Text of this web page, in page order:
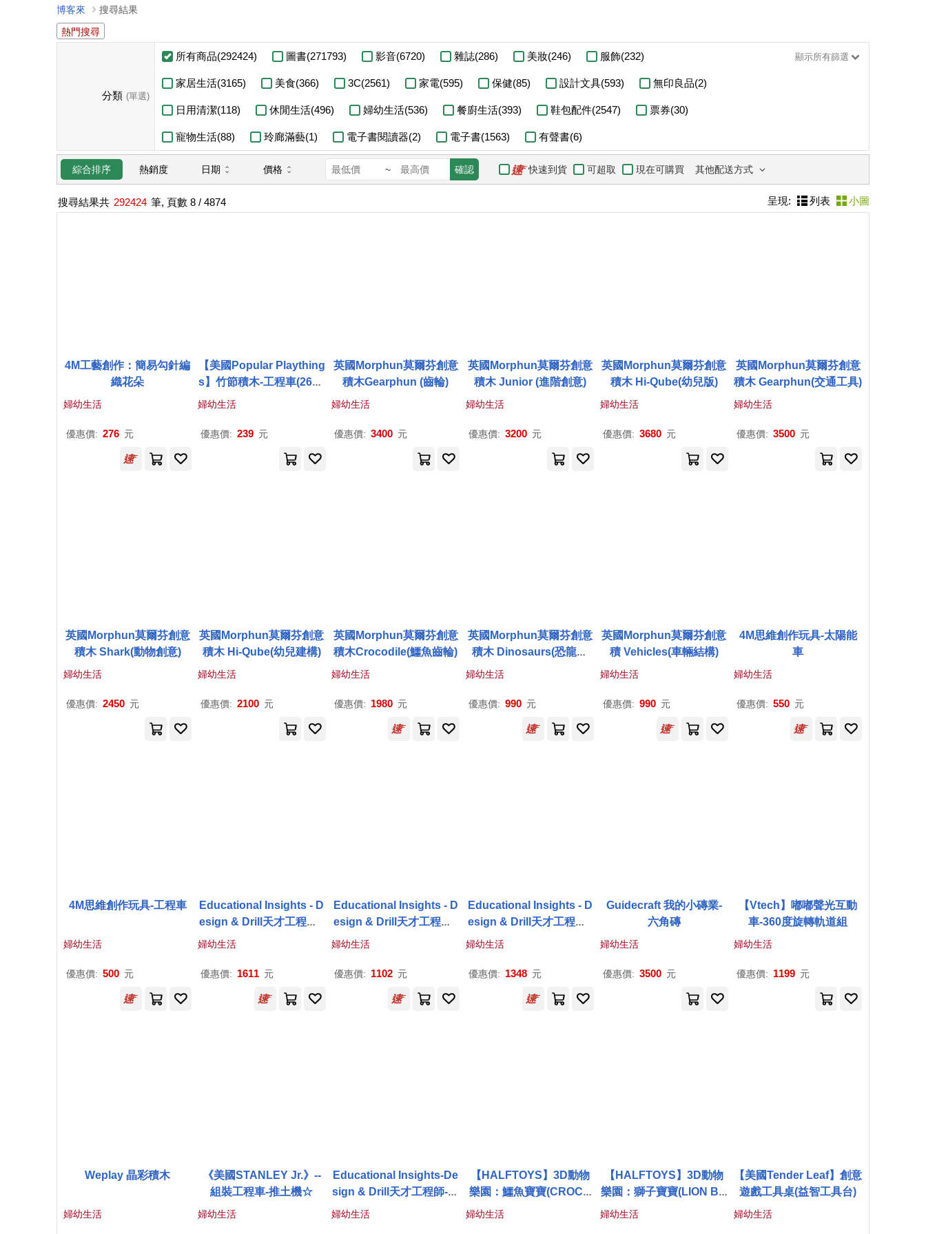
博客來
搜尋結果
熱門搜尋
分類 (單選)
所有商品(292424) 圖書(271793) 影音(6720) 雜誌(286) 美妝(246) 服飾(232)
家居生活(3165) 美食(366) 3C(2561) 家電(595) 保健(85) 設計文具(593) 無印良品(2)
日用清潔(118) 休閒生活(496) 婦幼生活(536) 餐廚生活(393) 鞋包配件(2547) 票券(30)
寵物生活(88) 玲廊滿藝(1) 電子書閱讀器(2) 電子書(1563) 有聲書(6)
顯示所有篩選
綜合排序 熱銷度 日期 價格 ~ 確認 快速到貨 可超取 現在可購買 其他配送方式
搜尋結果共 292424 筆, 頁數 8 / 4874 呈現: 列表 小圖
4M工藝創作：簡易勾針編
織花朵
婦幼生活
優惠價: 276 元
【美國Popular Plaything
s】竹節積木-工程車(26pc
婦幼生活
優惠價: 239 元
英國Morphun莫爾芬創意
積木Gearphun (齒輪)
婦幼生活
優惠價: 3400 元
英國Morphun莫爾芬創意
積木 Junior (進階創意)
婦幼生活
優惠價: 3200 元
英國Morphun莫爾芬創意
積木 Hi-Qube(幼兒版)
婦幼生活
優惠價: 3680 元
英國Morphun莫爾芬創意
積木 Gearphun(交通工具)
婦幼生活
優惠價: 3500 元
英國Morphun莫爾芬創意
積木 Shark(動物創意)
婦幼生活
優惠價: 2450 元
英國Morphun莫爾芬創意
積木 Hi-Qube(幼兒建構)
婦幼生活
優惠價: 2100 元
英國Morphun莫爾芬創意
積木Crocodile(鱷魚齒輪)
婦幼生活
優惠價: 1980 元
英國Morphun莫爾芬創意
積木 Dinosaurs(恐龍創
婦幼生活
優惠價: 990 元
英國Morphun莫爾芬創意
積 Vehicles(車輛結構)
婦幼生活
優惠價: 990 元
4M思維創作玩具-太陽能
車
婦幼生活
優惠價: 550 元
4M思維創作玩具-工程車
婦幼生活
優惠價: 500 元
Educational Insights - D
esign & Drill天才工程師 -
雲梯消防車
婦幼生活
優惠價: 1611 元
Educational Insights - D
esign & Drill天才工程師 -
益智形狀配對板
婦幼生活
優惠價: 1102 元
Educational Insights - D
esign & Drill天才工程師 -
STEAM軌道牆
婦幼生活
優惠價: 1348 元
Guidecraft 我的小磚業-
六角磚
婦幼生活
優惠價: 3500 元
【Vtech】嘟嘟聲光互動
車-360度旋轉軌道組
婦幼生活
優惠價: 1199 元
Weplay 晶彩積木
婦幼生活
《美國STANLEY Jr.》--
組裝工程車-推土機☆
婦幼生活
Educational Insights-De
sign & Drill天才工程師-隨
婦幼生活
【HALFTOYS】3D動物
樂園：鱷魚寶寶(CROCO
DILE BABY) STEAM教育
婦幼生活
【HALFTOYS】3D動物
樂園：獅子寶寶(LION BA
BY)STEAM教育玩具
婦幼生活
【美國Tender Leaf】創意
遊戲工具桌(益智工具台)
婦幼生活